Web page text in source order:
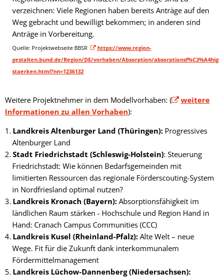
verzeichnen: Viele Regionen haben bereits Anträge auf den
Weg gebracht und bewilligt bekommen; in anderen sind
Anträge in Vorbereitung.
Quelle: Projektwebseite BBSR
https://www.region-
gestalten.bund.de/Region/DE/vorhaben/Absorption/
staerken.html?nn=1236132
Weitere Projektnehmer in dem Modellvorhaben: (
weitere
Informationen zu allen Vorhaben):
Landkreis Altenburger Land (Thüringen): Progressives
Altenburger Land
Stadt Friedrichstadt (Schleswig-Holstein): Steuerung
Friedrichstadt: Wie können Bedarfsgemeinden mit
limitierten Ressourcen das regionale Förderscouting-System
in Nordfriesland optimal nutzen?
Landkreis Kronach (Bayern): Absorptionsfähigkeit im
ländlichen Raum stärken - Hochschule und Region Hand in
Hand: Cranach Campus Communities (CCC)
Landkreis Kusel (Rheinland-Pfalz): Alte Welt – neue
Wege. Fit für die Zukunft dank interkommunalem
Fördermittelmanagement
Landkreis Lüchow-Dannenberg (Niedersachsen):